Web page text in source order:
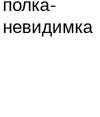
невидимка